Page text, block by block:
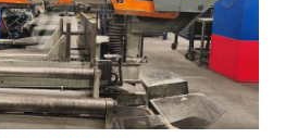
2480x2300x1900 mm
2020 kg
ne